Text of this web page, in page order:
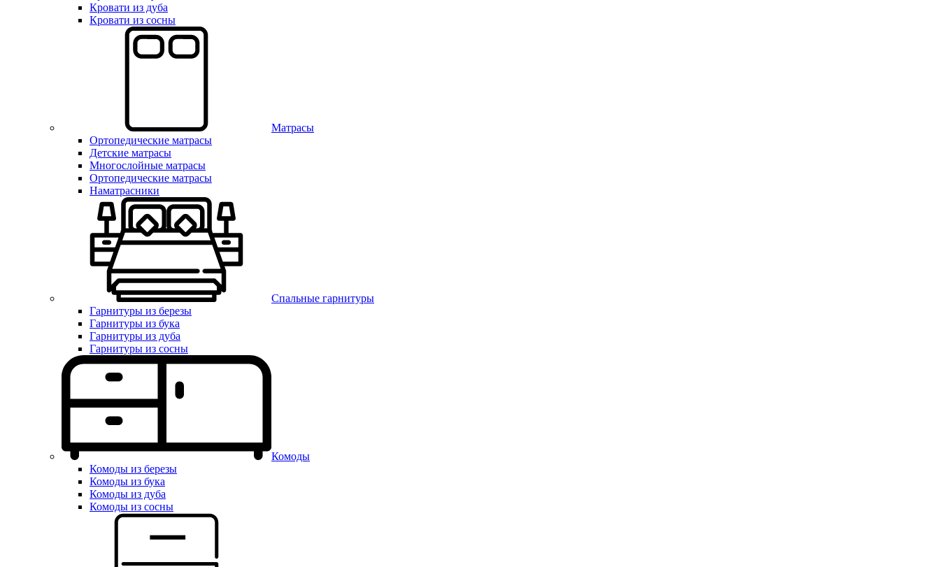
Кровати из дуба
Кровати из сосны
Матрасы
Ортопедические матрасы
Детские матрасы
Многослойные матрасы
Ортопедические матрасы
Наматрасники
Спальные гарнитуры
Гарнитуры из березы
Гарнитуры из бука
Гарнитуры из дуба
Гарнитуры из сосны
Комоды
Комоды из березы
Комоды из бука
Комоды из дуба
Комоды из сосны